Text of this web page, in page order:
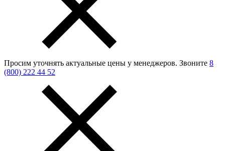
Просим уточнять актуальные цены у менеджеров. Звоните 8
(800) 222 44 52